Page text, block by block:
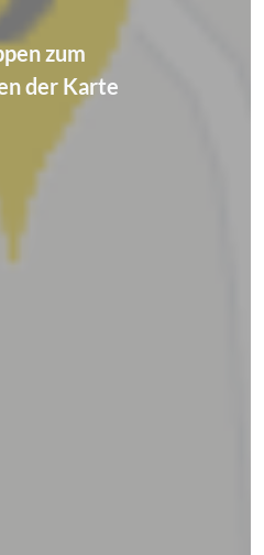
zum
der Karte